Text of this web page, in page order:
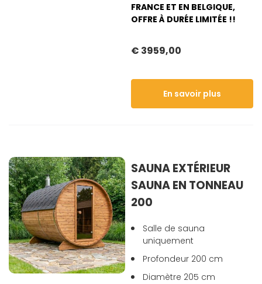
FRANCE ET EN BELGIQUE,
OFFRE À DURÉE LIMITÉE !!
€ 3959,00
En savoir plus
SAUNA EXTÉRIEUR
SAUNA EN TONNEAU
200
Salle de sauna
uniquement
Profondeur 200 cm
Diamètre 205 cm